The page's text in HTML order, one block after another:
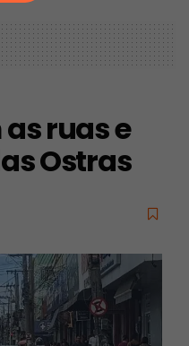
ruas e
Ostras